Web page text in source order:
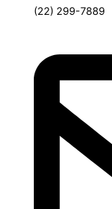
(22) 299-7889